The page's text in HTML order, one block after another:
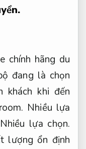
chính hãng du
đang là chọn
khách khi đến
Nhiều lựa
Nhiều lựa chọn.
lượng ổn định